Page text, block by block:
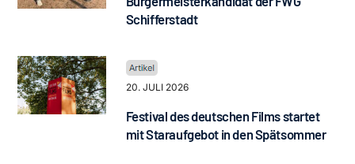
Schifferstadt
20. JULI 2026
Festival des deutschen Films startet
mit Staraufgebot in den Spätsommer